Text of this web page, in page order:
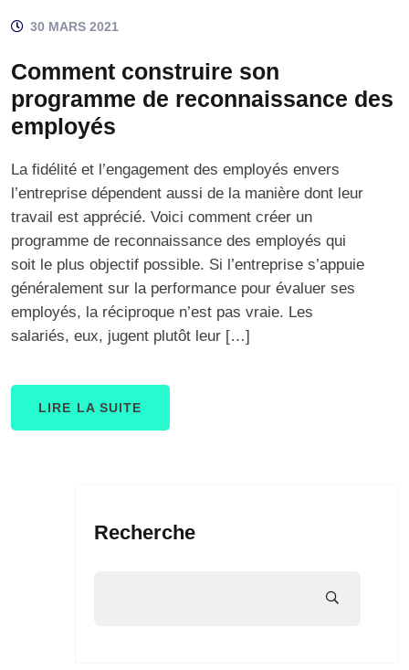
30 MARS 2021
Comment construire son
programme de reconnaissance des
employés
La fidélité et l’engagement des employés envers
l’entreprise dépendent aussi de la manière dont leur
travail est apprécié. Voici comment créer un
programme de reconnaissance des employés qui
soit le plus objectif possible. Si l’entreprise s’appuie
généralement sur la performance pour évaluer ses
employés, la réciproque n’est pas vraie. Les
salariés, eux, jugent plutôt leur […]
LIRE LA SUITE
Recherche